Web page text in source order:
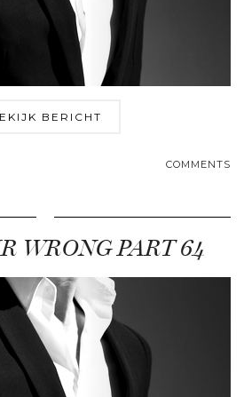
BERICHT
COMMENTS
WRONG PART 64